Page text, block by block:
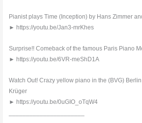
Pianist plays Time (Inception) by Hans Zimmer
► https://youtu.be/Jan3-mrKhes
Surprise!! Comeback of the famous Paris Piano
► https://youtu.be/6VR-meShD1A
Watch Out! Crazy yellow piano in the (BVG)
Krüger
► https://youtu.be/0uGIO_oTqW4